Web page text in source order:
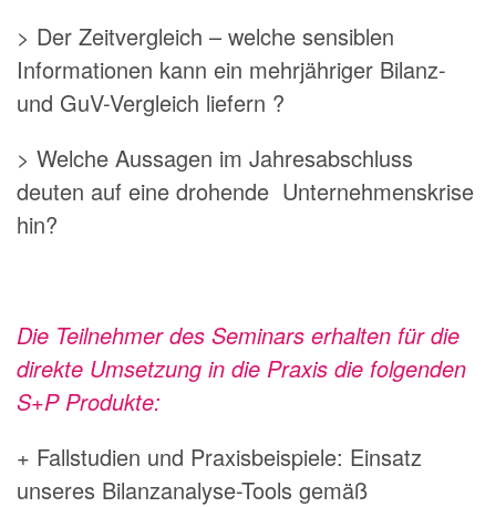
> Der Zeitvergleich – welche sensiblen
Informationen kann ein mehrjähriger Bilanz-
und GuV-Vergleich liefern ?
> Welche Aussagen im Jahresabschluss
deuten auf eine drohende Unternehmenskrise
hin?
Die Teilnehmer des Seminars erhalten für die
direkte Umsetzung in die Praxis die folgenden
S+P Produkte:
+ Fallstudien und Praxisbeispiele: Einsatz
unseres Bilanzanalyse-Tools gemäß